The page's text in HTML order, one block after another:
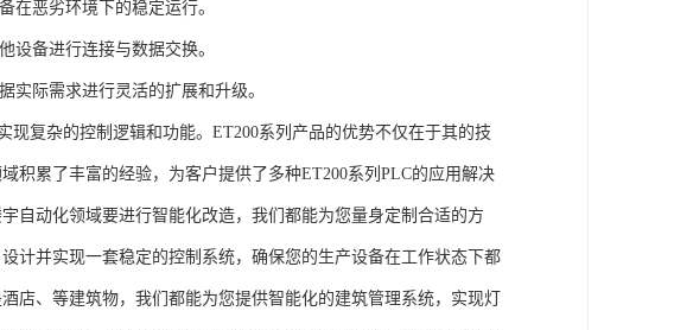
在恶劣环境下的稳定运行。
设备进行连接与数据交换。
实际需求进行灵活的扩展和升级。
现复杂的控制逻辑和功能。ET200系列产品的优势不仅在于其的技
积累了丰富的经验，为客户提供了多种ET200系列PLC的应用解决
自动化领域要进行智能化改造，我们都能为您量身定制合适的方
计并实现一套稳定的控制系统，确保您的生产设备在工作状态下都
店、等建筑物，我们都能为您提供智能化的建筑管理系统，实现灯